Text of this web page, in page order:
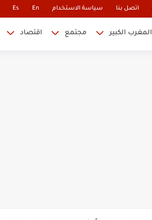
اتصل بنا سياسة الاستخدام En
Es
المغرب الكبير مجتمع اقتصاد